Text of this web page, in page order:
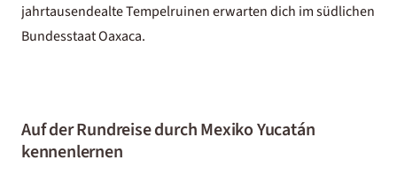
jahrtausendealte Tempelruinen erwarten dich im südlichen
Bundesstaat Oaxaca.
Auf der Rundreise durch Mexiko Yucatán
kennenlernen